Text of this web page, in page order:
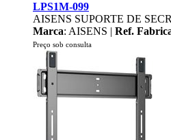
LPS1M-099
AISENS SUPORTE DE
Marca: AISENS | Ref.
Preço sob consulta